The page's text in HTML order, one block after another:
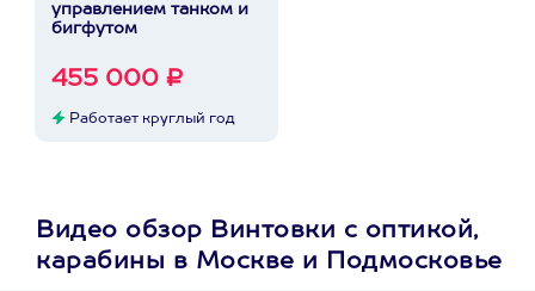
управлением танком и
бигфутом
455 000 ₽
Работает круглый год
Видео обзор Винтовки с оптикой,
карабины в Москве и Подмосковье